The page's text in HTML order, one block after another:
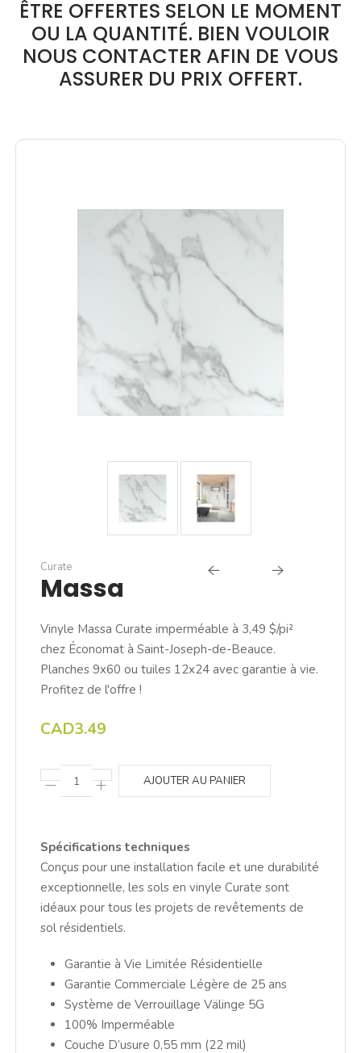
ÊTRE OFFERTES SELON LE MOMENT
OU LA QUANTITÉ. BIEN VOULOIR
NOUS CONTACTER AFIN DE VOUS
ASSURER DU PRIX OFFERT.
Curate
Massa
Vinyle Massa Curate imperméable à 3,49 $/pi²
chez Économat à Saint-Joseph-de-Beauce.
Planches 9x60 ou tuiles 12x24 avec garantie à vie.
Profitez de l'offre !
CAD3.49
AJOUTER AU PANIER
Spécifications techniques
Conçus pour une installation facile et une durabilité
exceptionnelle, les sols en vinyle Curate sont
idéaux pour tous les projets de revêtements de
sol résidentiels.
Garantie à Vie Limitée Résidentielle
Garantie Commerciale Légère de 25 ans
Système de Verrouillage Välinge 5G
100% Imperméable
Couche D’usure 0,55 mm (22 mil)